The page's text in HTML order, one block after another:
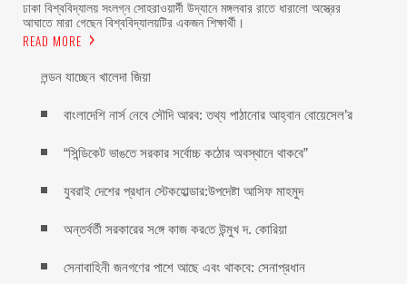
ঢাকা বিশ্ববিদ্যালয় সংলগ্ন সোহরাওয়ার্দী উদ্যানে মঙ্গলবার রাতে ধারালো অস্ত্রের
আঘাতে মারা গেছেন বিশ্ববিদ্যালয়টির একজন শিক্ষার্থী।
READ MORE
লন্ডন যাচ্ছেন খালেদা জিয়া
বাংলাদেশি নার্স নেবে সৌদি আরব: তথ্য পাঠানোর আহ্বান বোয়েসেল’র
“সিন্ডিকেট ভাঙতে সরকার সর্বোচ্চ কঠোর অবস্থানে থাকবে”
যুবরাই দেশের প্রধান স্টেকহোল্ডার:উপদেষ্টা আসিফ মাহমুদ
অন্তর্বর্তী সরকারের স‌ঙ্গে কাজ কর‌তে উন্মুখ দ. কো‌রিয়া
সেনাবাহিনী জনগণের পাশে আছে এবং থাকবে: সেনাপ্রধান